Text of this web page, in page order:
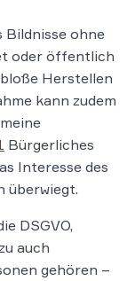
Bildnisse ohne
oder öffentlich
Herstellen
kann zudem
Bürgerliches
Interesse des
überwiegt.
DSGVO,
auch
gehören –